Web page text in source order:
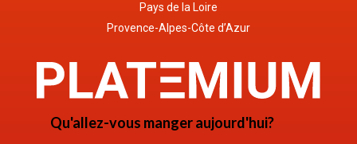
Qu'allez-vous manger aujourd'hui?
Pays de la Loire
Provence-Alpes-Côte d’Azur